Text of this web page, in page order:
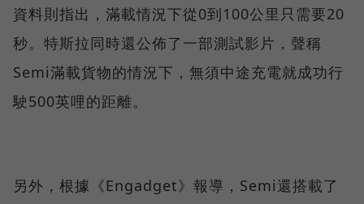
資料則指出，滿載情況下從0到100公里只需要20
秒。特斯拉同時還公佈了一部測試影片，聲稱
Semi滿載貨物的情況下，無須中途充電就成功行
駛500英哩的距離。
另外，根據《Engadget》報導，Semi還搭載了